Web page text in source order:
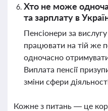
Хто не може
та зарплату в
Пенсіонери за
працювати на тій же
одночасно
Виплата пенсії
зміни сфери
Кожне з питань — це